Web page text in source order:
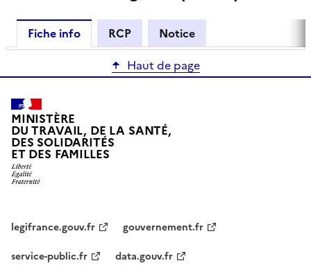
Fiche info RCP
Notice
Haut de page
MINISTÈRE
DU TRAVAIL, DE LA SANTÉ,
DES SOLIDARITÉS
ET DES FAMILLES
legifrance.gouv.fr
gouvernement.fr
service-public.fr
data.gouv.fr